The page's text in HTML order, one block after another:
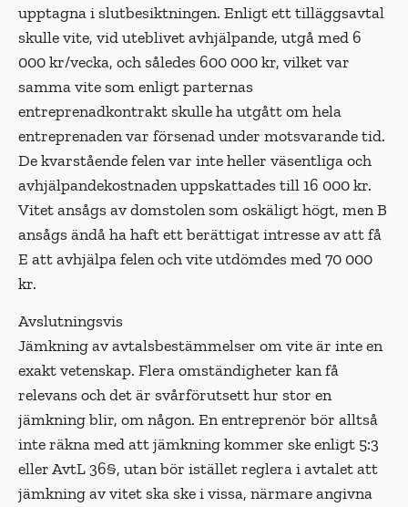
upptagna i slutbesiktningen. Enligt ett tilläggsavtal
skulle vite, vid uteblivet avhjälpande, utgå med 6
000 kr/vecka, och således 600 000 kr, vilket var
samma vite som enligt parternas
entreprenadkontrakt skulle ha utgått om hela
entreprenaden var försenad under motsvarande tid.
De kvarstående felen var inte heller väsentliga och
avhjälpandekostnaden uppskattades till 16 000 kr.
Vitet ansågs av domstolen som oskäligt högt, men B
ansågs ändå ha haft ett berättigat intresse av att få
E att avhjälpa felen och vite utdömdes med 70 000
kr.
Avslutningsvis
Jämkning av avtalsbestämmelser om vite är inte en
exakt vetenskap. Flera omständigheter kan få
relevans och det är svårförutsett hur stor en
jämkning blir, om någon. En entreprenör bör alltså
inte räkna med att jämkning kommer ske enligt 5:3
eller AvtL 36§, utan bör istället reglera i avtalet att
jämkning av vitet ska ske i vissa, närmare angivna